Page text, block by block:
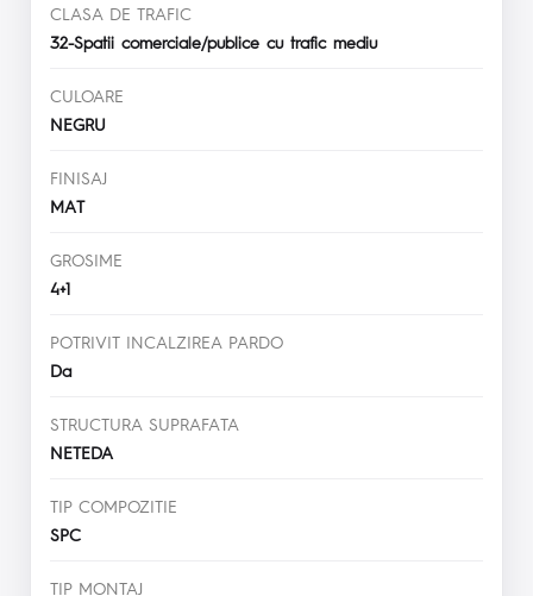
CLASA DE TRAFIC
32-Spatii comerciale/publice cu trafic mediu
CULOARE
NEGRU
FINISAJ
MAT
GROSIME
4+1
POTRIVIT INCALZIREA PARDO
Da
STRUCTURA SUPRAFATA
NETEDA
TIP COMPOZITIE
SPC
TIP MONTAJ